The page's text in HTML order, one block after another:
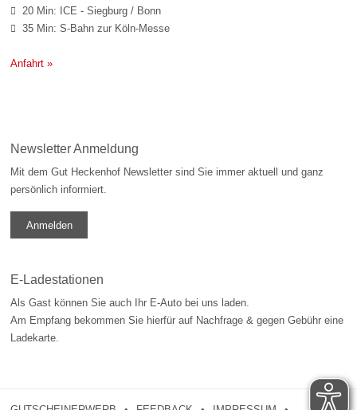
 20 Min: ICE - Siegburg / Bonn
 35 Min: S-Bahn zur Köln-Messe
Anfahrt »
Newsletter Anmeldung
Mit dem Gut Heckenhof Newsletter sind Sie immer aktuell und ganz
persönlich informiert.
Anmelden
E-Ladestationen
Als Gast können Sie auch Ihr E-Auto bei uns laden.
Am Empfang bekommen Sie hierfür auf Nachfrage & gegen Gebühr eine
Ladekarte.